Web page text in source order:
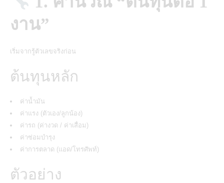
งาน”
เริ่มจากรู้ตัวเลขจริงก่อน
ต้นทุนหลัก
ค่าน้ำมัน
ค่าแรง (ตัวเอง/ลูกน้อง)
ค่ารถ (ค่างวด / ค่าเสื่อม)
ค่าซ่อมบำรุง
ค่าการตลาด (แอด/โทรศัพท์)
ตัวอย่าง